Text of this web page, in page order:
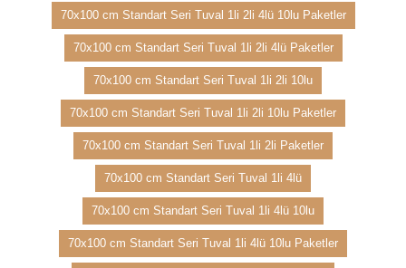
70x100 cm Standart Seri Tuval 1li 2li 4lü 10lu Paketler
70x100 cm Standart Seri Tuval 1li 2li 4lü Paketler
70x100 cm Standart Seri Tuval 1li 2li 10lu
70x100 cm Standart Seri Tuval 1li 2li 10lu Paketler
70x100 cm Standart Seri Tuval 1li 2li Paketler
70x100 cm Standart Seri Tuval 1li 4lü
70x100 cm Standart Seri Tuval 1li 4lü 10lu
70x100 cm Standart Seri Tuval 1li 4lü 10lu Paketler